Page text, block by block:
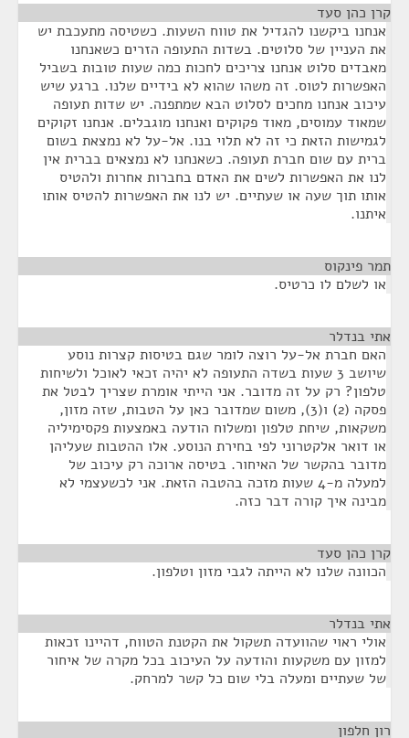
קרן כהן סעד
אנחנו ביקשנו להגדיל את טווח השעות. כשטיסה מתעכבת יש
את העניין של סלוטים. בשדות התעופה הזרים כשאנחנו
מאבדים סלוט אנחנו צריכים לחכות כמה שעות טובות בשביל
האפשרות לטוס. זה משהו שהוא לא בידיים שלנו. ברגע שיש
עיכוב אנחנו מחכים לסלוט הבא שמתפנה. יש שדות תעופה
שמאוד עמוסים, מאוד פקוקים ואנחנו מוגבלים. אנחנו זקוקים
לגמישות הזאת כי זה לא תלוי בנו. אל-על לא נמצאת בשום
ברית עם שום חברת תעופה. כשאנחנו לא נמצאים בברית אין
לנו את האפשרות לשים את האדם בחברות אחרות ולהטיס
אותו תוך שעה או שעתיים. יש לנו את האפשרות להטיס אותו
איתנו.
תמר פינקוס
או לשלם לו כרטיס.
אתי בנדלר
האם חברת אל-על רוצה לומר שגם בטיסות קצרות נוסע
שיושב 3 שעות בשדה התעופה לא יהיה זכאי לאוכל ולשיחות
טלפון? רק על זה מדובר. אני הייתי אומרת שצריך לבטל את
פסקה (2) ו(3), משום שמדובר כאן על הטבות, שזה מזון,
משקאות, שיחת טלפון ומשלוח הודעה באמצעות פקסימיליה
או דואר אלקטרוני לפי בחירת הנוסע. אלו ההטבות שעליהן
מדובר בהקשר של האיחור. בטיסה ארוכה רק עיכוב של
למעלה מ-4 שעות מזכה בהטבה הזאת. אני לכשעצמי לא
מבינה איך קורה דבר כזה.
קרן כהן סעד
הכוונה שלנו לא הייתה לגבי מזון וטלפון.
אתי בנדלר
אולי ראוי שהוועדה תשקול את הקטנת הטווח, דהיינו זכאות
למזון עם משקעות והודעה על העיכוב בכל מקרה של איחור
של שעתיים ומעלה בלי שום כל קשר למרחק.
רון חלפון